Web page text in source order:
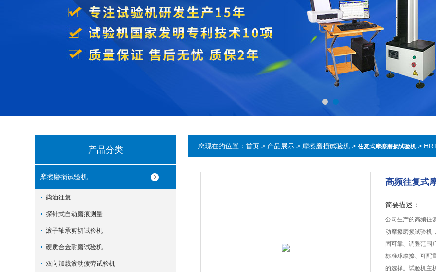
产品分类
摩擦磨损试验机
柴油往复
探针式自动磨痕测量
滚子轴承剪切试验机
硬质合金耐磨试验机
双向加载滚动疲劳试验机
您现在的位置： 首页 > 产品展示 > 摩擦磨损试验机 > 往复式摩擦磨损试验机>
高频往复式
简要描述：
公司生产的高频往
动摩擦磨损试验机
固可靠、调整范围
标准球摩擦、可配
的选择。试验机主